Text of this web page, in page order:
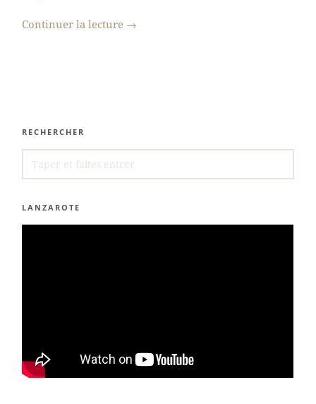
Continuer la lecture →
RECHERCHER
FOR:
LANZAROTE